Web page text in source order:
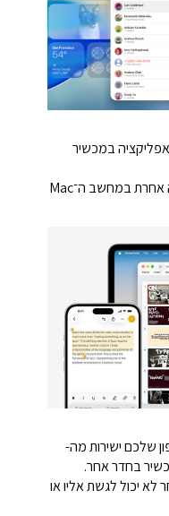
במכשיר
לאחר מכן, הדביקו אותם באפליקציה אחרת במחשב ה־Mac
שלכם ישירות מה-
יכול לגשת אליו או